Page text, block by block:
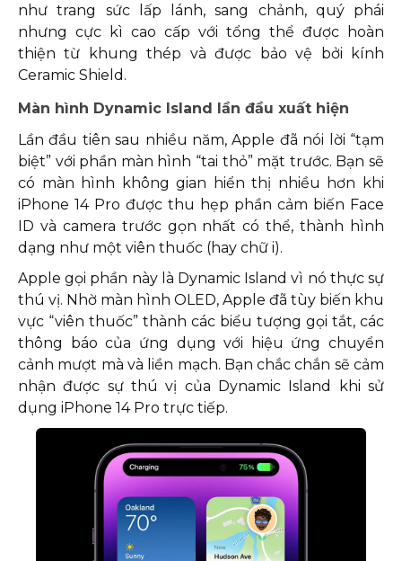
như trang sức lấp lánh, sang chảnh, quý phái
nhưng cực kì cao cấp với tổng thể được hoàn
thiện từ khung thép và được bảo vệ bởi kính
Ceramic Shield.
Màn hình Dynamic Island lần đầu xuất hiện
Lần đầu tiên sau nhiều năm, Apple đã nói lời “tạm
biệt” với phần màn hình “tai thỏ” mặt trước. Bạn sẽ
có màn hình không gian hiển thị nhiều hơn khi
iPhone 14 Pro được thu hẹp phần cảm biến Face
ID và camera trước gọn nhất có thể, thành hình
dạng như một viên thuốc (hay chữ i).
Apple gọi phần này là Dynamic Island vì nó thực sự
thú vị. Nhờ màn hình OLED, Apple đã tùy biến khu
vực “viên thuốc” thành các biểu tượng gọi tắt, các
thông báo của ứng dụng với hiệu ứng chuyển
cảnh mượt mà và liền mạch. Bạn chắc chắn sẽ cảm
nhận được sự thú vị của Dynamic Island khi sử
dụng iPhone 14 Pro trực tiếp.